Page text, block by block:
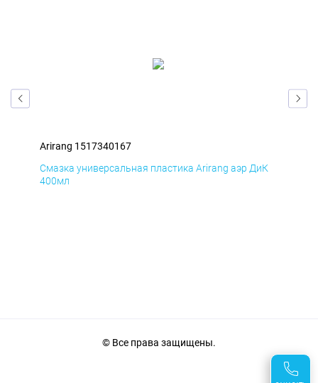
Arirang 1517340167
Смазка универсальная пластика Arirang аэр ДиК
400мл
© Все права защищены.